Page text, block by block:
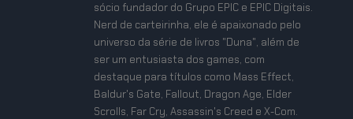
sócio fundador do Grupo EPIC e EPIC Digitais.
Nerd de carteirinha, ele é apaixonado pelo
universo da série de livros "Duna", além de
ser um entusiasta dos games, com
destaque para títulos como Mass Effect,
Baldur's Gate, Fallout, Dragon Age, Elder
Scrolls, Far Cry, Assassin's Creed e X-Com.